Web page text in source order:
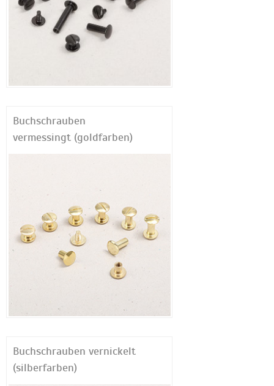
Buchschrauben
vermessingt (goldfarben)
Buchschrauben vernickelt
(silberfarben)